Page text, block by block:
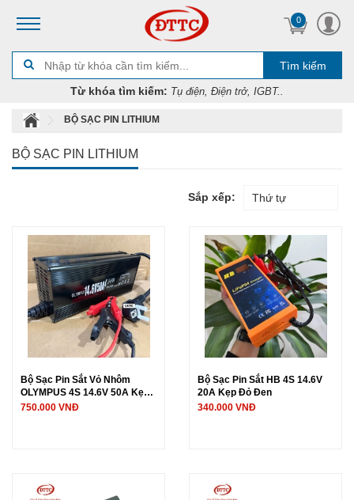
0
Tìm kiếm
Từ khóa tìm kiếm: Tụ điện, Điện trở, IGBT..
BỘ SẠC PIN LITHIUM
BỘ SẠC PIN LITHIUM
Sắp xếp: Thứ tự
Bộ Sạc Pin Sắt Vỏ Nhôm
OLYMPUS 4S 14.6V 50A Kẹp
Đỏ Đen
750.000 VNĐ
Bộ Sạc Pin Sắt HB 4S 14.6V
20A Kẹp Đỏ Đen
340.000 VNĐ